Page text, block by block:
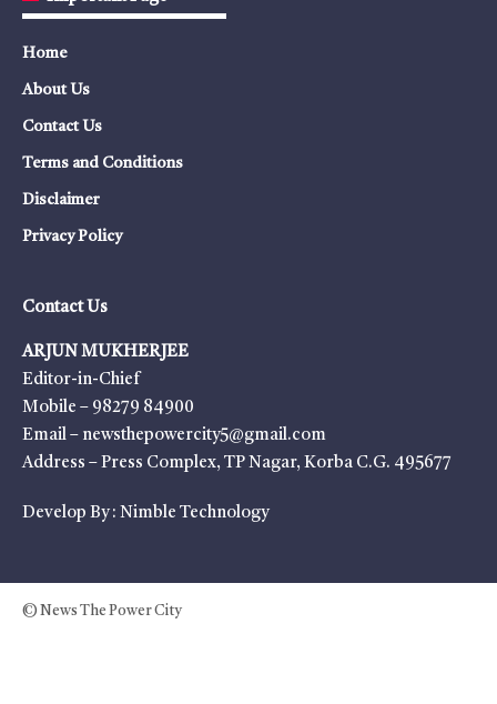
Home
About Us
Contact Us
Terms and Conditions
Disclaimer
Privacy Policy
Contact Us
ARJUN MUKHERJEE
Editor-in-Chief
Mobile – 98279 84900
Email – newsthepowercity5@gmail.com
Address – Press Complex, TP Nagar, Korba C.G. 495677
Develop By : Nimble Technology
© News The Power City